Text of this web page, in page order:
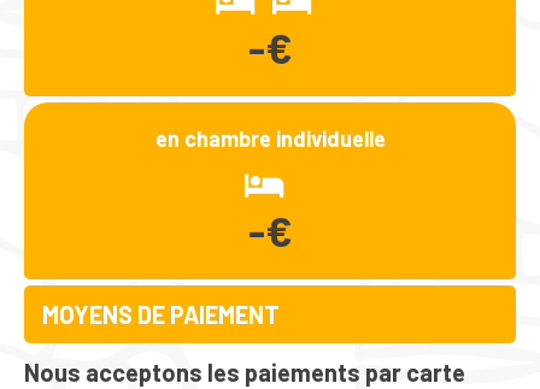
-€
en chambre individuelle
-€
MOYENS DE PAIEMENT
Nous acceptons les paiements par carte